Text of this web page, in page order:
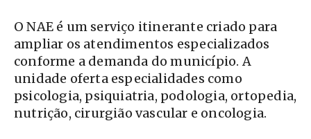
O NAE é um serviço itinerante criado para
ampliar os atendimentos especializados
conforme a demanda do município. A
unidade oferta especialidades como
psicologia, psiquiatria, podologia, ortopedia,
nutrição, cirurgião vascular e oncologia.